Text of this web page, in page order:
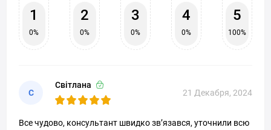
1
0%
2
0%
3
0%
4
0%
5
100%
С
Світлана
21 Декабря, 2024
Все чудово, консультант швидко звʼязався, уточнили всю